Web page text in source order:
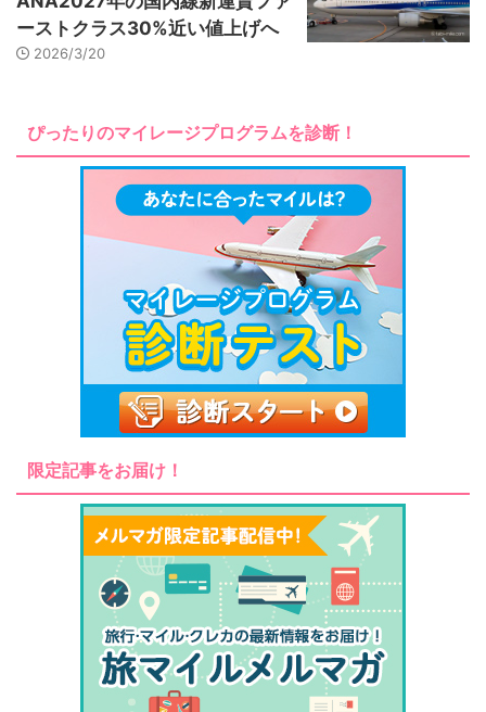
ーストクラス30%近い値上げへ
2026/3/20
ぴったりのマイレージプログラムを診断！
限定記事をお届け！